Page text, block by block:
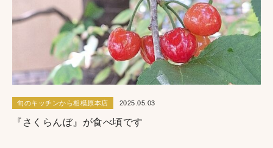
旬のキッチンから相模原本店 2025.05.03
『さくらんぼ』が食べ頃です